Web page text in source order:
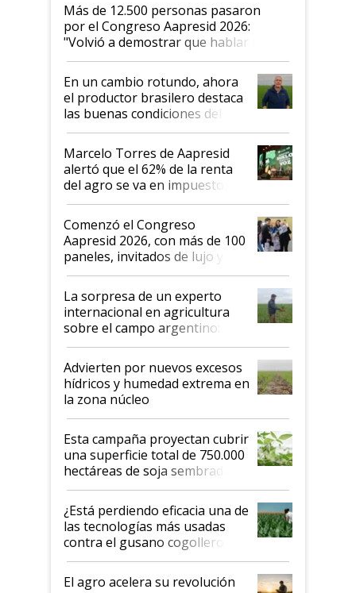
Más de 12.500 personas pasaron
por el Congreso Aapresid 2026:
"Volvió a demostrar que hablar del
suelo es hablar de todo el sistema
productivo"
En un cambio rotundo, ahora
el productor brasilero destaca
las buenas condiciones del
agro argentino para invertir:
"Los veo más motivados"
Marcelo Torres de Aapresid
alertó que el 62% de la renta
del agro se va en impuestos:
"No es bueno que en
Argentina se sigan discutiendo
las mismas cosas de hace 50
años"
Comenzó el Congreso
Aapresid 2026, con más de 100
paneles, invitados de lujo y
todas las tendencias
La sorpresa de un experto
internacional en agricultura
sobre el campo argentino:
"Estoy muy impresionado"
Advierten por nuevos excesos
hídricos y humedad extrema en
la zona núcleo
Esta campaña proyectan cubrir
una superficie total de 750.000
hectáreas de soja sembradas
con una nueva generación de
variedades que marcan un
salto tecnológico en genética y
rendimiento
¿Está perdiendo eficacia una de
las tecnologías más usadas
contra el gusano cogollero? El
desafío de una tecnología clave
El agro acelera su revolución